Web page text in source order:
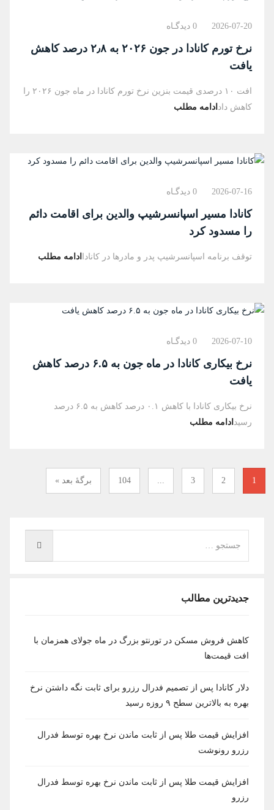
2026-07-20 0 دیدگـاه
نرخ تورم کانادا در جون ۲۰۲۶ به ۲٫۸ درصد کاهش
یافت
افت ۱۰ درصدی قیمت بنزین نرخ تورم کانادا در ماه جون ۲۰۲۶ را
کاهش داد ادامه مطلب
2026-07-16 0 دیدگـاه
کانادا مسیر اسپانسرشیپ والدین برای اقامت دائم
را مسدود کرد
توقف برنامه اسپانسرشیپ پدر و مادرها در کانادا ادامه مطلب
2026-07-10 0 دیدگـاه
نرخ بیکاری کانادا در ماه جون به ۶.۵ درصد کاهش
یافت
نرخ بیکاری کانادا با کاهش ۰.۱ درصد کاهش به ۶.۵ درصد
رسید ادامه مطلب
1
2
3
...
104 برگهٔ بعد »
جدیدترین مطالب
کاهش فروش مسکن در تورنتو بزرگ در ماه جولای همزمان با
افت قیمت‌ها
دلار کانادا پس از تصمیم فدرال رزرو برای ثابت نگه داشتن نرخ
بهره به بالاترین سطح ۹ روزه رسید
افزایش قیمت طلا پس از ثابت ماندن نرخ بهره توسط فدرال
رزرو رونوشت
افزایش قیمت طلا پس از ثابت ماندن نرخ بهره توسط فدرال
رزرو